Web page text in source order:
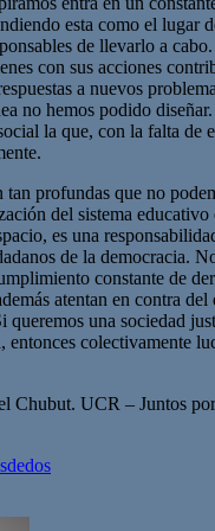
esta como el lugar
de llevarlo a
con sus acciones
a nuevos
no hemos podido diseñar.
la que, con la falta de
tan profundas que no
del sistema educativo
es una
de la democracia.
constante de
atentan en contra del
queremos una sociedad
entonces colectivamente
Chubut. UCR – Juntos